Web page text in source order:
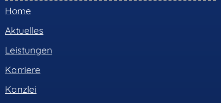
Home
Aktuelles
Leistungen
Karriere
Kanzlei